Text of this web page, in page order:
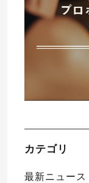
カテゴリ
最新ニュース
言葉
エピソード